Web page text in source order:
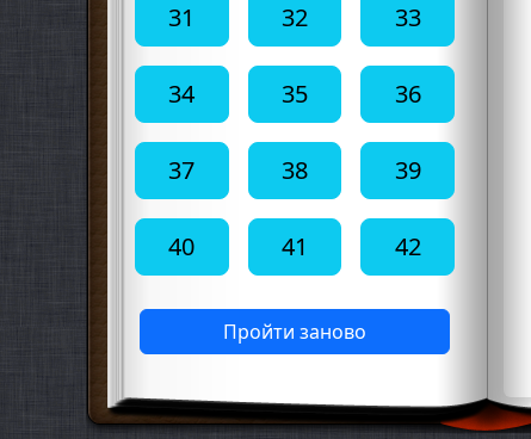
31 32 33
34 35 36
37 38 39
40 41 42
Пройти заново